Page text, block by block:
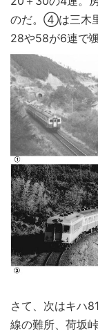
のだ。④は三木
28や58が6連で
さて、次はキハ
線の難所、荷坂